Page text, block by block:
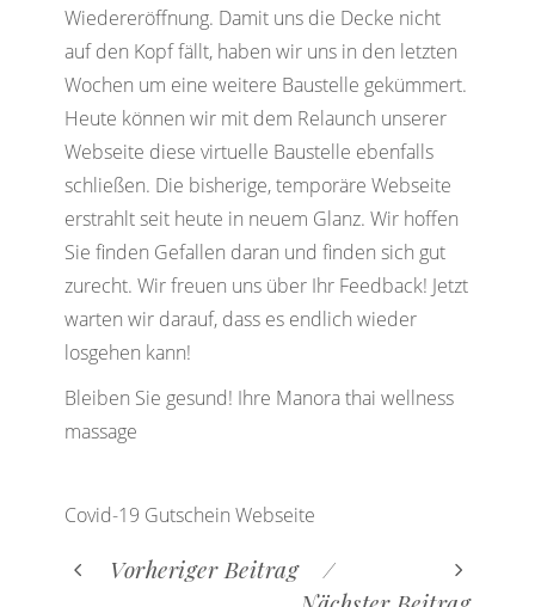
Wiedereröffnung. Damit uns die Decke nicht
auf den Kopf fällt, haben wir uns in den letzten
Wochen um eine weitere Baustelle gekümmert.
Heute können wir mit dem Relaunch unserer
Webseite diese virtuelle Baustelle ebenfalls
schließen. Die bisherige, temporäre Webseite
erstrahlt seit heute in neuem Glanz. Wir hoffen
Sie finden Gefallen daran und finden sich gut
zurecht. Wir freuen uns über Ihr Feedback! Jetzt
warten wir darauf, dass es endlich wieder
losgehen kann!
Bleiben Sie gesund! Ihre Manora thai wellness
massage
Covid-19 Gutschein Webseite
Vorheriger Beitrag